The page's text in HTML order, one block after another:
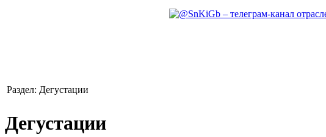
Раздел: Дегустации
Дегустации